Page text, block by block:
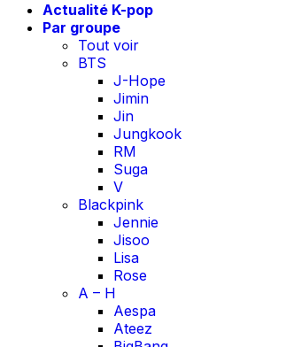
Actualité K-pop
Par groupe
Tout voir
BTS
J-Hope
Jimin
Jin
Jungkook
RM
Suga
V
Blackpink
Jennie
Jisoo
Lisa
Rose
A – H
Aespa
Ateez